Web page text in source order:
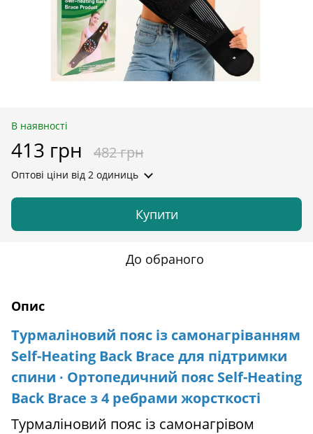
В наявності
413 грн 482 грн
Оптові ціни від 2 одиниць
Купити
До обраного
Опис
Турмаліновий пояс із самонагріванням
Self-Heating Back Brace для підтримки
спини ∙ Ортопедичний пояс Self-Heating
Back Brace з 4 ребрами жорсткості
Турмаліновий пояс із самонагрівом